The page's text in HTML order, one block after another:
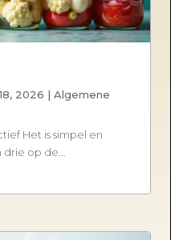
2026 |Algemene
Het is simpel en
op de...